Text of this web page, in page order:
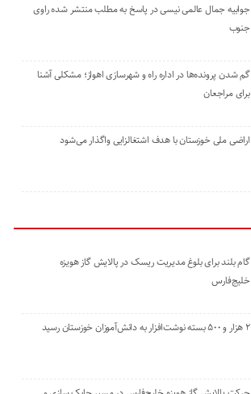
جوابیه جمال عالمی نیسی در پاسخ به مطلب منتشر شده راوی
جنوب
گم شدن پرونده‌ها در اداره راه و شهرسازی اهواز؛ مشکلی آشنا
برای مراجعان
اراضی ملی خوزستان با هدف اشتغالزایی واگذار می‌شود
گام بلند برای بلوغ مدیریت ریسک در پالایش گاز هویزه
خلیج‌فارس
۲ هزار و ۵۰۰ بسته نوشت‌افزار به دانش‌آموزان خوزستان رسید